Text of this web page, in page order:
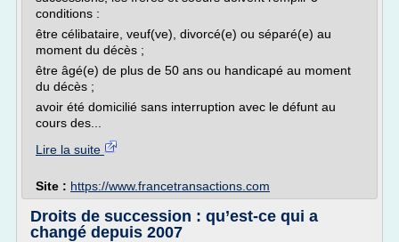
conditions :
être célibataire, veuf(ve), divorcé(e) ou séparé(e) au
moment du décès ;
être âgé(e) de plus de 50 ans ou handicapé au moment
du décès ;
avoir été domicilié sans interruption avec le défunt au
cours des...
Lire la suite
Site : https://www.francetransactions.com
Droits de succession : qu’est-ce qui a
changé depuis 2007